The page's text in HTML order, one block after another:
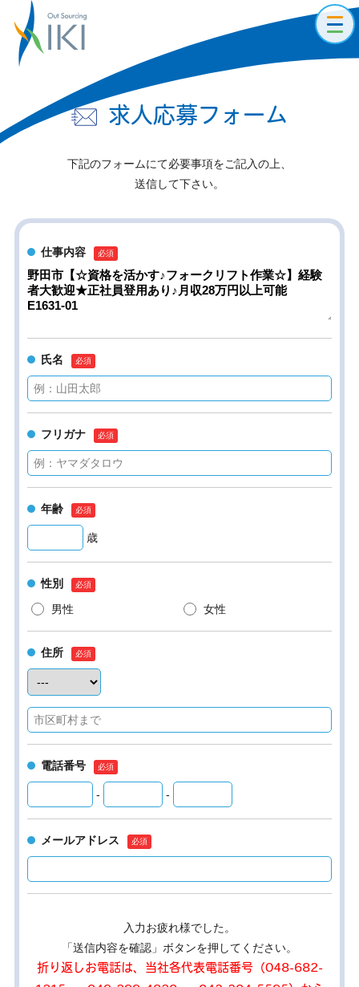
求人応募フォーム
下記のフォームにて必要事項をご記入の上、
送信して下さい。
仕事内容
氏名
フリガナ
年齢
歳
性別
男性
女性
住所
電話番号
- -
メールアドレス
入力お疲れ様でした。
「送信内容を確認」ボタンを押してください。
折り返しお電話は、当社各代表電話番号（048-682-